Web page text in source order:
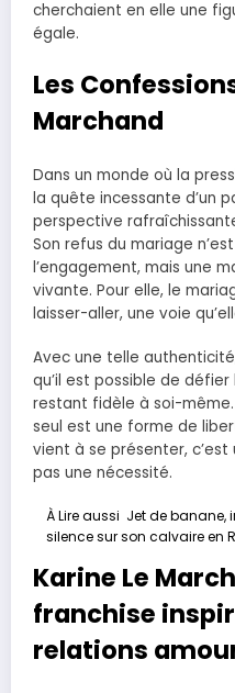
cherchaient en elle une
égale.
Les
Marchand
Dans un monde où la
la quête incessante d’un
perspective
Son refus du mariage
l’engagement, mais une
vivante. Pour elle, le
laisser-aller, une voie
Avec une telle
qu’il est possible de
restant fidèle à soi-
seul est une forme de
vient à se présenter,
pas une nécessité.
À Lire aussi Jet de banane,
silence sur son calvaire en
Karine Le
franchise
relations